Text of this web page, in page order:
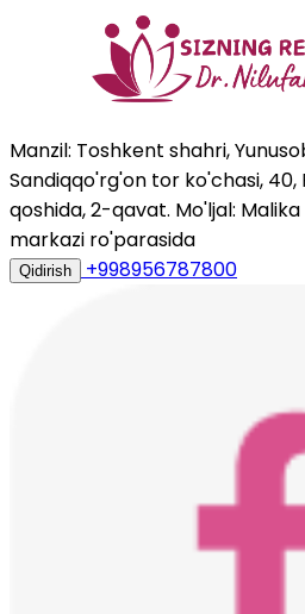
Manzil: Toshkent shahri,
Sandiqqo'rg'on tor ko'chasi, 40,
qoshida, 2-qavat. Mo'ljal:
markazi ro'parasida
Qidirish +998956787800